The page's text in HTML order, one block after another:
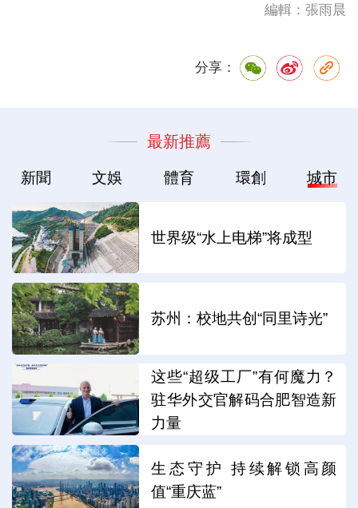
編輯：張雨晨
分享：
最新推薦
新聞 文娛 體育 環創 城市
世界级“水上电梯”将成型
苏州：校地共创“同里诗光”
这些“超级工厂”有何魔力？
驻华外交官解码合肥智造新
力量
生态守护 持续解锁高颜
值“重庆蓝”